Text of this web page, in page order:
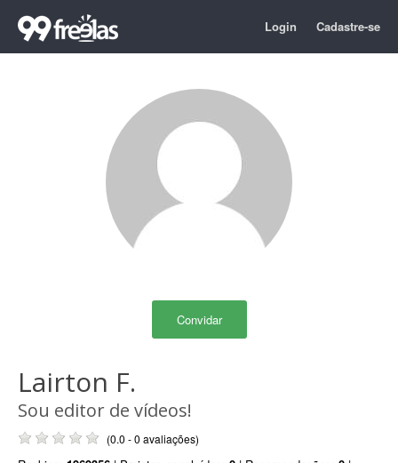
Login Cadastre-se
Convidar
Lairton F.
Sou editor de vídeos!
(0.0 - 0 avaliações)